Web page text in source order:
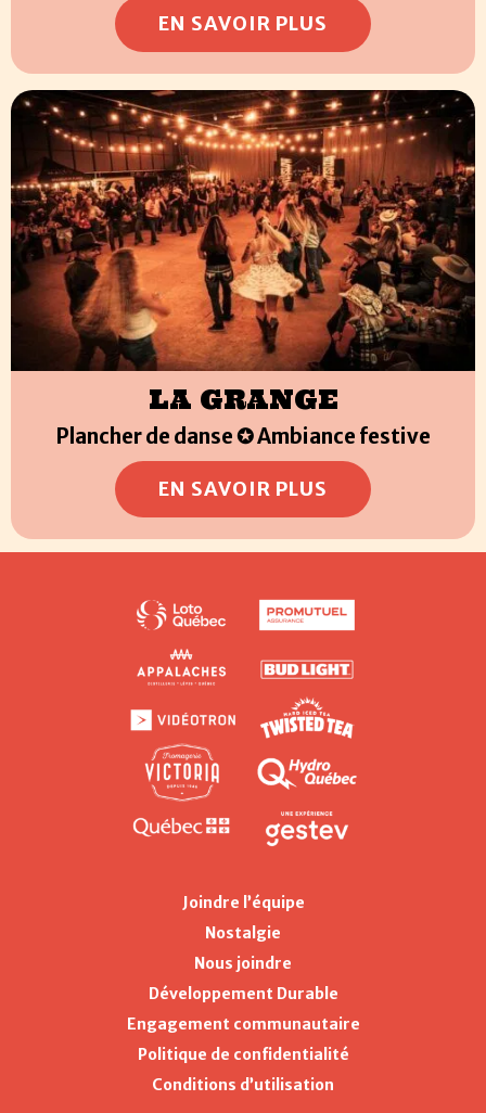
EN SAVOIR PLUS
LA GRANGE
Plancher de danse ✪ Ambiance festive
EN SAVOIR PLUS
Joindre l’équipe
Nostalgie
Nous joindre
Développement Durable
Engagement communautaire
Politique de confidentialité
Conditions d’utilisation